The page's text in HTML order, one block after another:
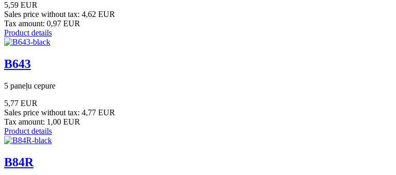
5,59 EUR
Sales price without tax: 4,62 EUR
Tax amount: 0,97 EUR
Product details
B643
5 paneļu cepure
5,77 EUR
Sales price without tax: 4,77 EUR
Tax amount: 1,00 EUR
Product details
B84R